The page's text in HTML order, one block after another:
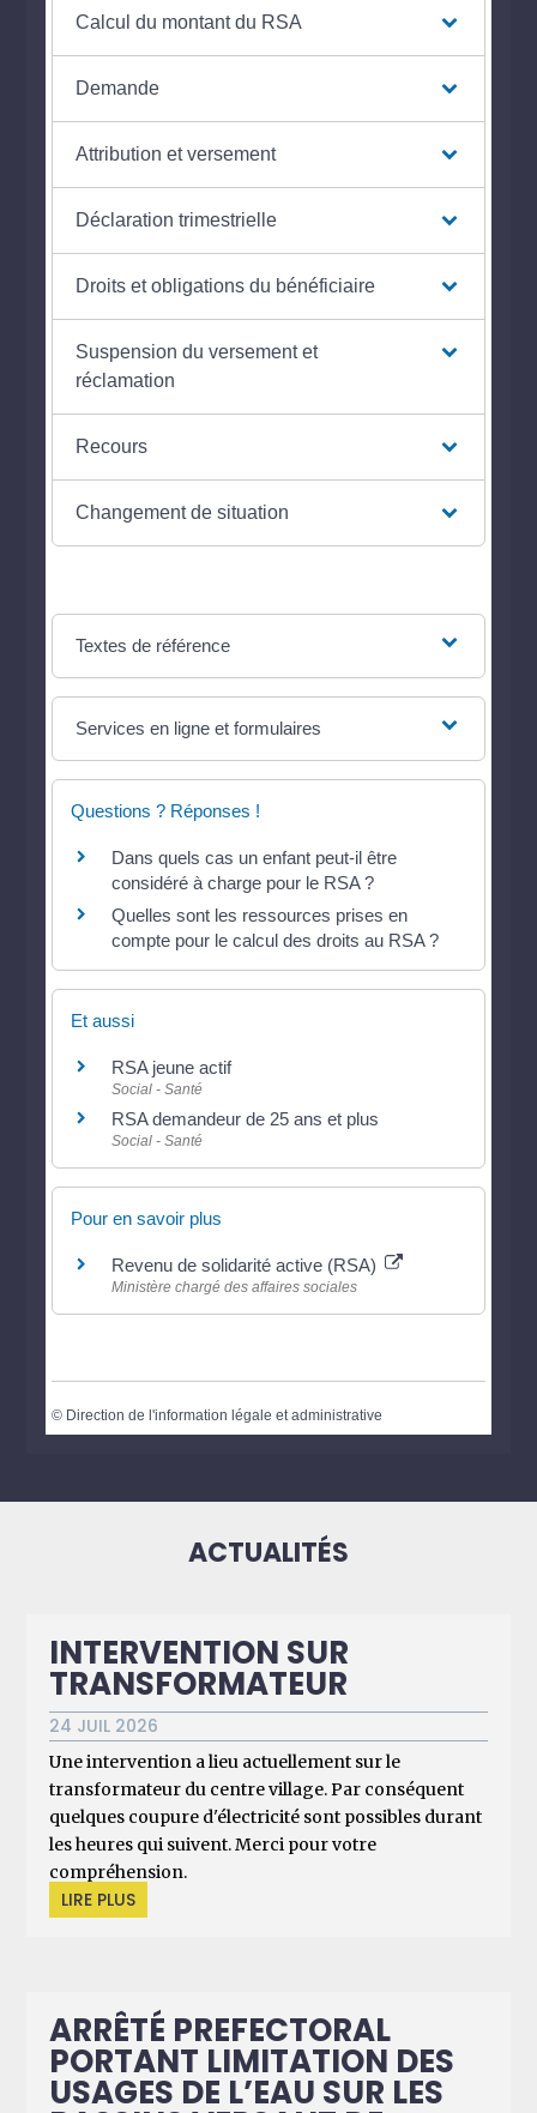
Calcul du montant du RSA
Demande
Attribution et versement
Déclaration trimestrielle
Droits et obligations du bénéficiaire
Suspension du versement et
réclamation
Recours
Changement de situation
Textes de référence
Services en ligne et formulaires
Questions ? Réponses !
Dans quels cas un enfant peut-il être
considéré à charge pour le RSA ?
Quelles sont les ressources prises en
compte pour le calcul des droits au RSA ?
Et aussi
RSA jeune actif
Social - Santé
RSA demandeur de 25 ans et plus
Social - Santé
Pour en savoir plus
Revenu de solidarité active (RSA)
Ministère chargé des affaires sociales
© Direction de l'information légale et administrative
ACTUALITÉS
INTERVENTION SUR
TRANSFORMATEUR
24 JUIL 2026
Une intervention a lieu actuellement sur le
transformateur du centre village. Par conséquent
quelques coupure d'électricité sont possibles durant
les heures qui suivent. Merci pour votre
compréhension.
LIRE PLUS
ARRÊTÉ PREFECTORAL
PORTANT LIMITATION DES
USAGES DE L’EAU SUR LES